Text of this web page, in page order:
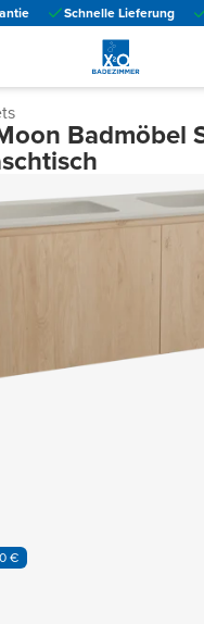
Schnelle Lieferung
Badmöbel
€